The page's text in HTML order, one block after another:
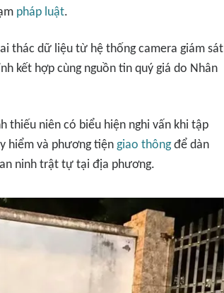
pháp luật.
thác dữ liệu từ hệ thống camera giám sát
kết hợp cùng nguồn tin quý giá do Nhân
thiếu niên có biểu hiện nghi vấn khi tập
hiểm và phương tiện giao thôngđể dàn
ninh trật tự tại địa phương.